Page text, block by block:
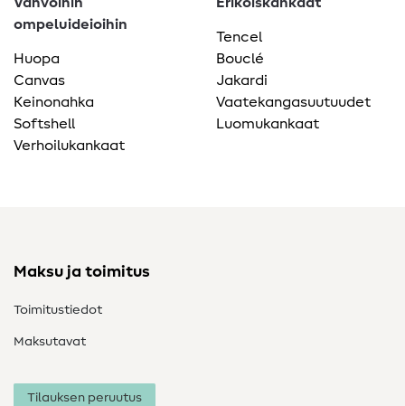
Vahvoihin
ompeluideioihin
Huopa
Canvas
Keinonahka
Softshell
Verhoilukankaat
Erikoiskankaat
Tencel
Bouclé
Jakardi
Vaatekangasuutuudet
Luomukankaat
Maksu ja toimitus
Toimitustiedot
Maksutavat
Tilauksen peruutus